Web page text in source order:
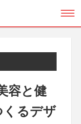
容と健
くるデザ